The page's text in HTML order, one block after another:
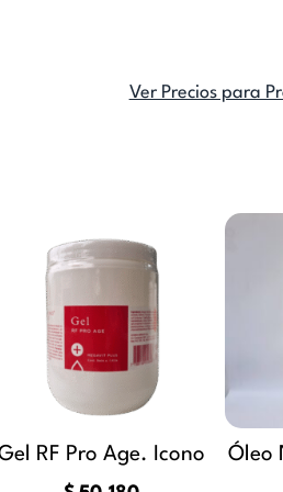
Ver Precios para
RF Pro Age. Icono
Óleo